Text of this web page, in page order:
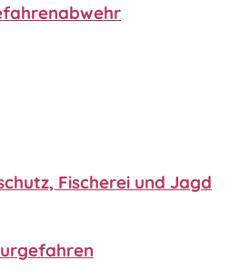
Fischerei und Jagd